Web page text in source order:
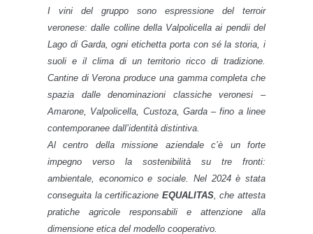
I vini del gruppo sono espressione del terroir
veronese: dalle colline della Valpolicella ai pendii del
Lago di Garda, ogni etichetta porta con sé la storia, i
suoli e il clima di un territorio ricco di tradizione.
Cantine di Verona produce una gamma completa che
spazia dalle denominazioni classiche veronesi –
Amarone, Valpolicella, Custoza, Garda – fino a linee
contemporanee dall’identità distintiva.
Al centro della missione aziendale c’è un forte
impegno verso la sostenibilità su tre fronti:
ambientale, economico e sociale. Nel 2024 è stata
conseguita la certificazione EQUALITAS, che attesta
pratiche agricole responsabili e attenzione alla
dimensione etica del modello cooperativo.